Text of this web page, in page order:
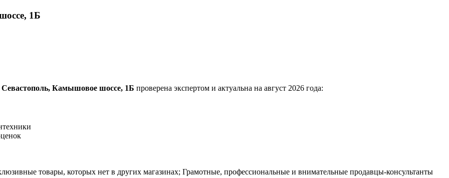
1Б
Камышовое шоссе, 1Б проверена экспертом и актуальна на август 2026 года:
товары, которых нет в других магазинах; Грамотные, профессиональные и внимательные продавцы-консультанты